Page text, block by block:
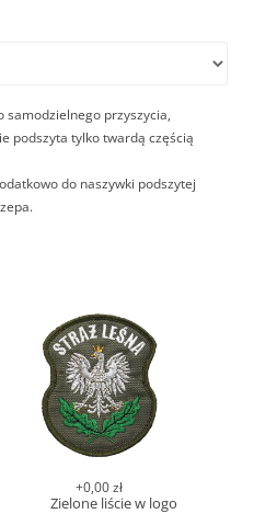
samodzielnego przyszycia,
podszyta tylko twardą częścią
do naszywki podszytej
Zielone liście w logo
+0,00 zł